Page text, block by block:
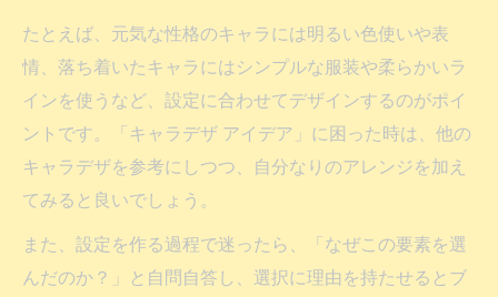
たとえば、元気な性格のキャラには明るい色使いや表
情、落ち着いたキャラにはシンプルな服装や柔らかいラ
インを使うなど、設定に合わせてデザインするのがポイ
ントです。「キャラデザ アイデア」に困った時は、他の
キャラデザを参考にしつつ、自分なりのアレンジを加え
てみると良いでしょう。
また、設定を作る過程で迷ったら、「なぜこの要素を選
んだのか？」と自問自答し、選択に理由を持たせるとブ